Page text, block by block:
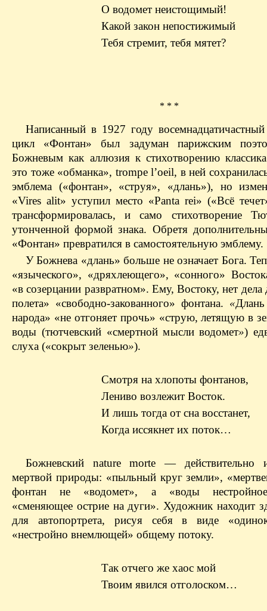
О водомет неистощимый!
Какой закон непостижимый
Тебя стремит, тебя мятет?
* * *
Написанный в 1927 году
цикл «Фонтан» был задуман парижским
Божневым как аллюзия к стихотворению
это тоже «обманка», trompe l’oeil, в ней
эмблема («фонтан», «струя», «длань»), но
«Vires alit» уступил место «Panta rei» («Всё
трансформировалась, и само стихотворение
утонченной формой знака. Обретя
«Фонтан» превратился в самостоятельную эмблему.
У Божнева «длань» больше не означает Бога.
«языческого», «дряхлеющего», «сонного»
«в созерцании развратном». Ему, Востоку, нет
полета» «свободно-закованного» фонтана. «
народа» «не отгоняет прочь» «струю, летящую в
воды (тютчевский «смертной мысли водомет»)
слуха («сокрыт зеленью»).
Смотря на хлопоты фонтанов,
Лениво возлежит Восток.
И лишь тогда от сна восстанет,
Когда иссякнет их поток…
Божневский nature morte — действительно
мертвой природы: «пыльный круг земли»,
фонтан не «водомет», а «воды нестройное
«сменяющее острие на дуги». Художник находит
для автопортрета, рисуя себя в виде
«нестройно внемлющей» общему потоку.
Так отчего же хаос мой
Твоим явился отголоском…